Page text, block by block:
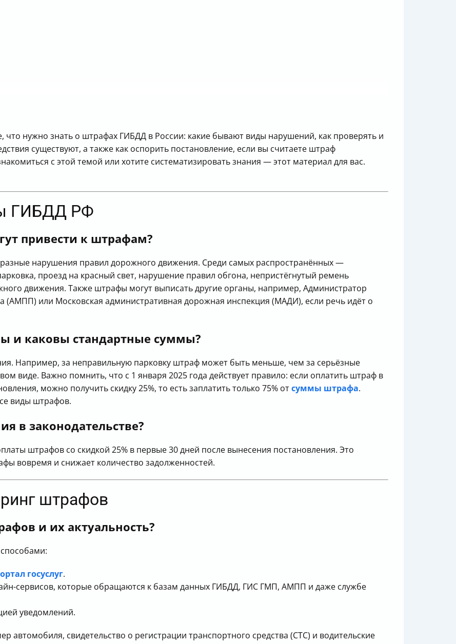
штрафов
что нужно знать о штрафах ГИБДД в России: какие бывают виды нарушений, как проверять и
существуют, а также как оспорить постановление, если вы считаете штраф
с этой темой или хотите систематизировать знания — этот материал для вас.
ГИБДД РФ
привести к штрафам?
нарушения правил дорожного движения. Среди самых распространённых —
проезд на красный свет, нарушение правил обгона, непристёгнутый ремень
движения. Также штрафы могут выписать другие органы, например, Администратор
(АМПП) или Московская административная дорожная инспекция (МАДИ), если речь идёт о
и каковы стандартные суммы?
Например, за неправильную парковку штраф может быть меньше, чем за серьёзные
виде. Важно помнить, что с 1 января 2025 года действует правило: если оплатить штраф в
можно получить скидку 25%, то есть заплатить только 75% отсуммы штрафа.
виды штрафов.
в законодательстве?
штрафов со скидкой 25% в первые 30 дней после вынесения постановления. Это
вовремя и снижает количество задолженностей.
штрафов
и их актуальность?
госуслуг.
сервисов, которые обращаются к базам данных ГИБДД, ГИС ГМП, АМПП и даже службе
уведомлений.
автомобиля, свидетельство о регистрации транспортного средства (СТС) и водительские